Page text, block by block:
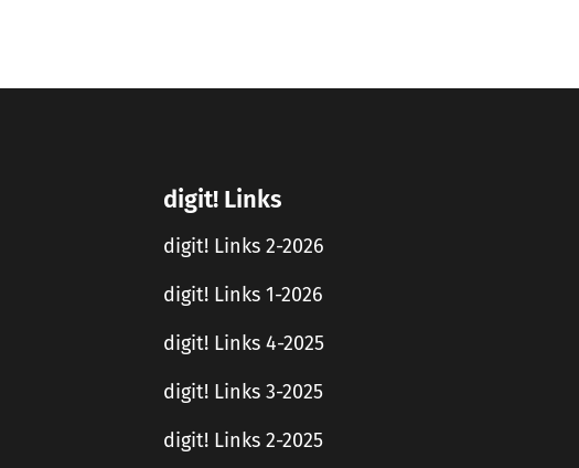
digit! Links
digit! Links 2-2026
digit! Links 1-2026
digit! Links 4-2025
digit! Links 3-2025
digit! Links 2-2025